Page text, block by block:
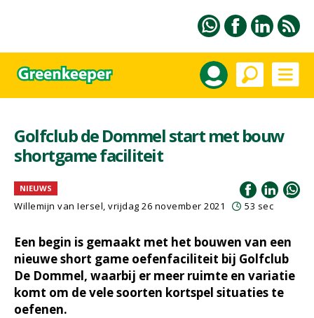
Golfclub de Dommel start met bouw
shortgame faciliteit
NIEUWS
Willemijn van Iersel, vrijdag 26 november 2021 53 sec
Een begin is gemaakt met het bouwen van een
nieuwe short game oefenfaciliteit bij Golfclub
De Dommel, waarbij er meer ruimte en variatie
komt om de vele soorten kortspel situaties te
oefenen.